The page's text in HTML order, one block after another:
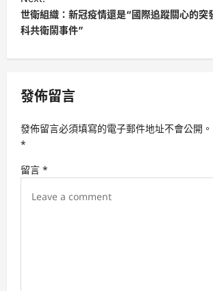
t
n
a
i
a
t
i
世衛組織：新冠疫情還是“國際追蹤關心的突
科共衛鬧事件”
發佈留言
發佈留言必須填寫的電子郵件地址不會公開。
*
留言 *